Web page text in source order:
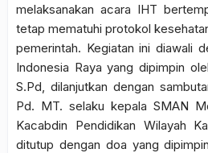
melaksanakan acara IHT
tetap mematuhi protokol
pemerintah. Kegiatan ini diawali
Indonesia Raya yang dipimpin
S.Pd, dilanjutkan dengan
Pd. MT. selaku kepala SMAN
Kacabdin Pendidikan Wilayah
ditutup dengan doa yang